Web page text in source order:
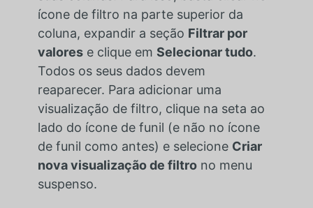
ícone de filtro na parte superior da
coluna, expandir a seção Filtrar por
valorese clique em Selecionar tudo.
Todos os seus dados devem
reaparecer. Para adicionar uma
visualização de filtro, clique na seta ao
lado do ícone de funil (e não no ícone
de funil como antes) e selecione Criar
nova visualização de filtrono menu
suspenso.